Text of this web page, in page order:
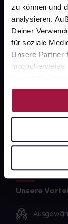
zu können und
analysieren.
Deiner
für soziale
Unsere Partner
möglicherweise
ihnen
Nutzung der
Karriere
Newsletter
gesund-
Datenschutz
Unsere